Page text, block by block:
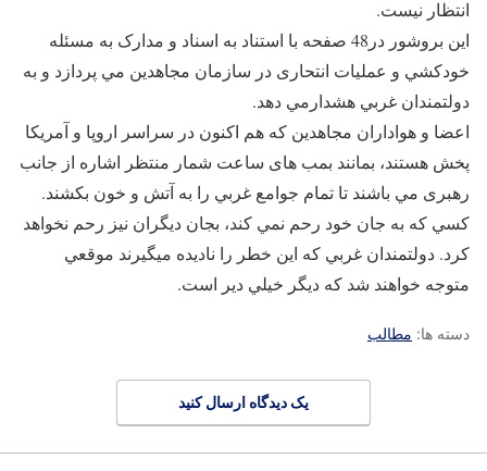
انتظار نيست.
اين بروشور در48 صفحه با استناد به اسناد و مدارک به مسئله
خودکشي و عمليات انتحاری در سازمان مجاهدين مي پردازد و به
دولتمندان غربي هشدارمي دهد.
اعضا و هواداران مجاهدين که هم اکنون در سراسر اروپا و آمريکا
پخش هستند، بمانند بمب های ساعت شمار منتظر اشاره از جانب
رهبری مي باشند تا تمام جوامع غربي را به آتش و خون بکشند.
کسي که به جان خود رحم نمي کند، بجان ديگران نيز رحم نخواهد
کرد. دولتمندان غربي که اين خطر را ناديده ميگيرند موقعي
متوجه خواهند شد که ديگر خيلي دير است.
دسته ها: مطالب
یک دیدگاه ارسال کنید